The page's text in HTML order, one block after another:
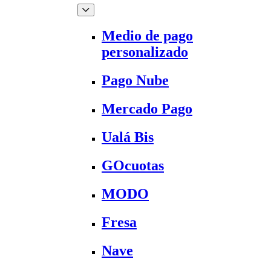
Medio de pago
personalizado
Pago Nube
Mercado Pago
Ualá Bis
GOcuotas
MODO
Fresa
Nave